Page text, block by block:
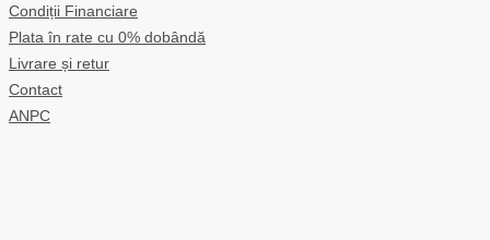
Condiții Financiare
Plata în rate cu 0% dobândă
Livrare și retur
Contact
ANPC